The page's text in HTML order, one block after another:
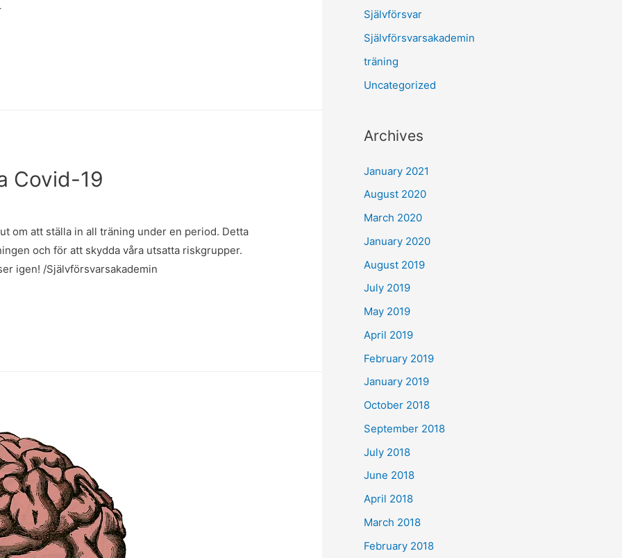
Covid-19
om att ställa in all träning under en period. Detta
och för att skydda våra utsatta riskgrupper.
igen! /Självförsvarsakademin
Självförsvar
Självförsvarsakademin
träning
Uncategorized
Archives
January 2021
August 2020
March 2020
January 2020
August 2019
July 2019
May 2019
April 2019
February 2019
January 2019
October 2018
September 2018
July 2018
June 2018
April 2018
March 2018
February 2018